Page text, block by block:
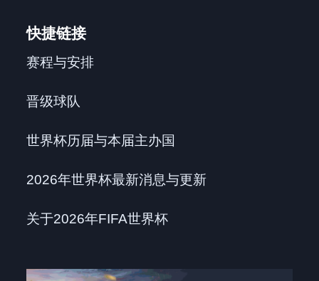
快捷链接
赛程与安排
晋级球队
世界杯历届与本届主办国
2026年世界杯最新消息与更新
关于2026年FIFA世界杯